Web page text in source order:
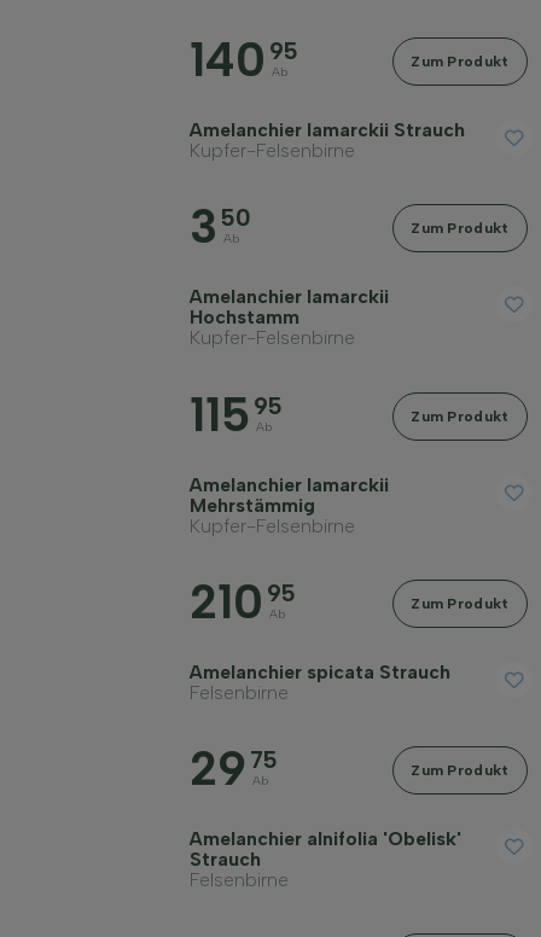
Widerstandsfähigkeit
Erwachsene Höhe in Metern
Erwachsene Breite in Metern
140 95
Ab
Zum Produkt
Amelanchier lamarckii Strauch
Kupfer-Felsenbirne
3 50
Ab
Zum Produkt
Amelanchier lamarckii
Hochstamm
Kupfer-Felsenbirne
115 95
Ab
Zum Produkt
Amelanchier lamarckii
Mehrstämmig
Kupfer-Felsenbirne
210 95
Ab
Zum Produkt
Amelanchier spicata Strauch
Felsenbirne
29 75
Ab
Zum Produkt
Amelanchier alnifolia 'Obelisk'
Strauch
Felsenbirne